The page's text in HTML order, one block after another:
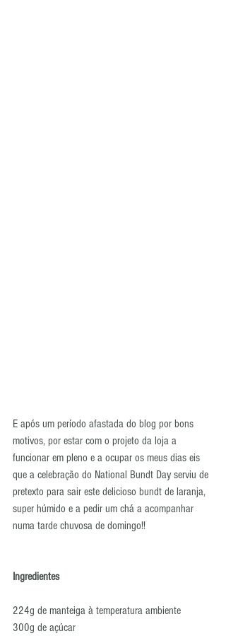
E após um período afastada do blog por bons
motivos, por estar com o projeto da loja a
funcionar em pleno e a ocupar os meus dias eis
que a celebração do National Bundt Day serviu de
pretexto para sair este delicioso bundt de laranja,
super húmido e a pedir um chá a acompanhar
numa tarde chuvosa de domingo!!
Ingredientes
224g de manteiga à temperatura ambiente
300g de açúcar